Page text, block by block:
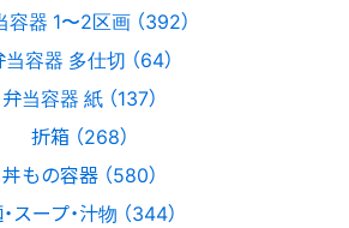
容器 1〜2区画 （392）
当容器 多仕切 （64）
弁当容器 紙 （137）
折箱 （268）
丼もの容器 （580）
スープ・汁物 （344）